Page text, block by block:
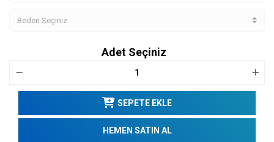
Adet Seçiniz
SEPETE EKLE
HEMEN SATIN AL